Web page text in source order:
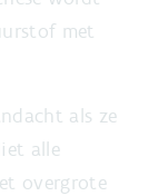
met
als ze
alle
overgrote